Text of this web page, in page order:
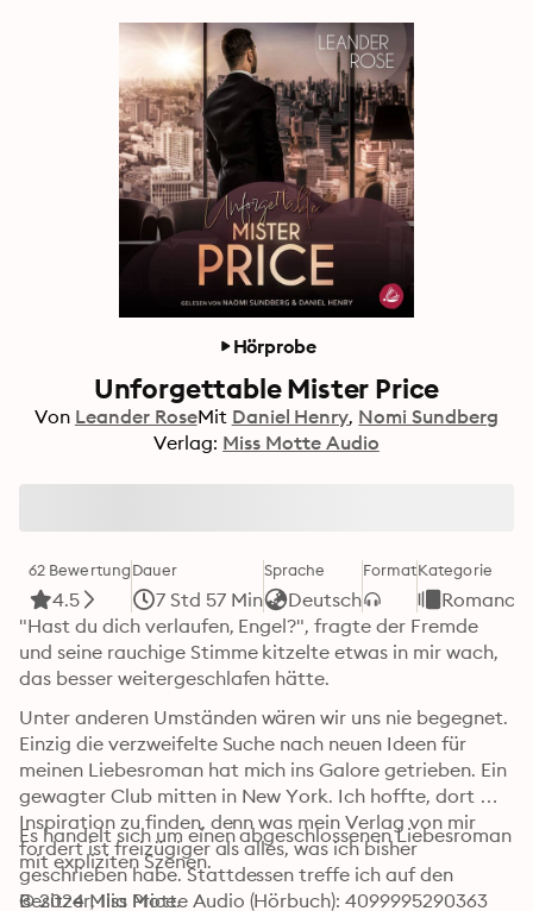
Hörprobe
Unforgettable Mister Price
Von Leander RoseMit Daniel Henry Nomi Sundberg
Verlag: Miss Motte Audio
62 Bewertung
4.5
Dauer
7 Std 57 Min
Sprache
Deutsch
FormatKategorie
Romance
"Hast du dich verlaufen, Engel?", fragte der Fremde
und seine rauchige Stimme kitzelte etwas in mir wach,
das besser weitergeschlafen hätte.
Unter anderen Umständen wären wir uns nie begegnet.
Einzig die verzweifelte Suche nach neuen Ideen für
meinen Liebesroman hat mich ins Galore getrieben. Ein
gewagter Club mitten in New York. Ich hoffte, dort
Inspiration zu finden, denn was mein Verlag von mir
fordert ist freizügiger als alles, was ich bisher
geschrieben habe. Stattdessen treffe ich auf den
Besitzer, Ilia Price.
Es handelt sich um einen abgeschlossenen Liebesroman
mit expliziten Szenen.
© 2024 Miss Motte Audio (Hörbuch): 4099995290363